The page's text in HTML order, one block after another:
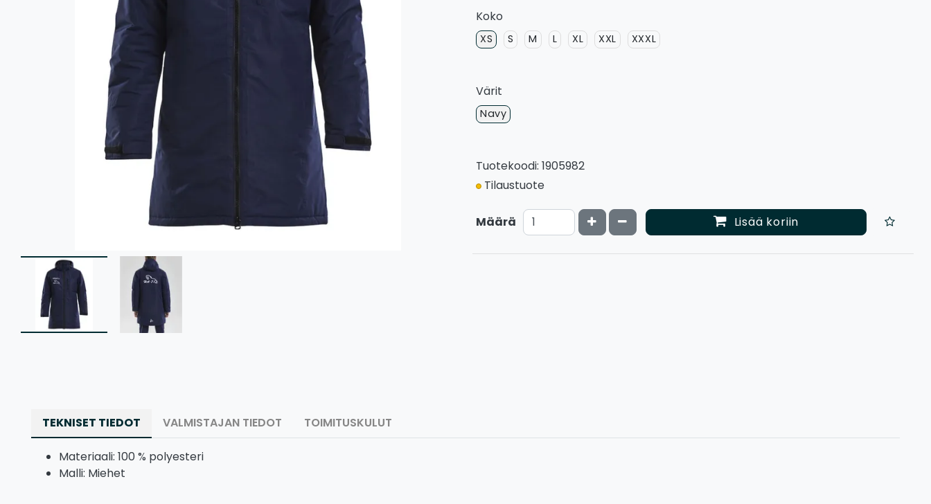
Koko
XS S M L XL XXL XXXL
Värit
Navy
Tuotekoodi: 1905982
Tilaustuote
Määrä Kasvata määrää
Vähennä määrää Lisää koriin
TEKNISET TIEDOT VALMISTAJAN TIEDOT TOIMITUSKULUT
Materiaali: 100 % polyesteri
Malli: Miehet